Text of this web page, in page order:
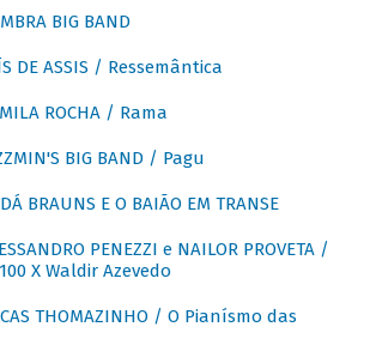
BIG BAND
DE ASSIS / Ressemântica
ROCHA / Rama
BIG BAND / Pagu
BRAUNS E O BAIÃO EM TRANSE
PENEZZI e NAILOR PROVETA /
X Waldir Azevedo
THOMAZINHO / O Pianísmo das